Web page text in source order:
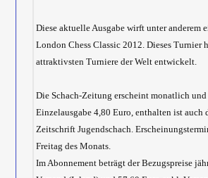
Diese aktuelle Ausgabe wirft unter anderem
London Chess Classic 2012. Dieses Turnier
attraktivsten Turniere der Welt entwickelt.
Die Schach-Zeitung erscheint monatlich
Einzelausgabe 4,80 Euro, enthalten ist auch
Zeitschrift Jugendschach.
Freitag des Monats.
Im Abonnement beträgt der Bezugspreise